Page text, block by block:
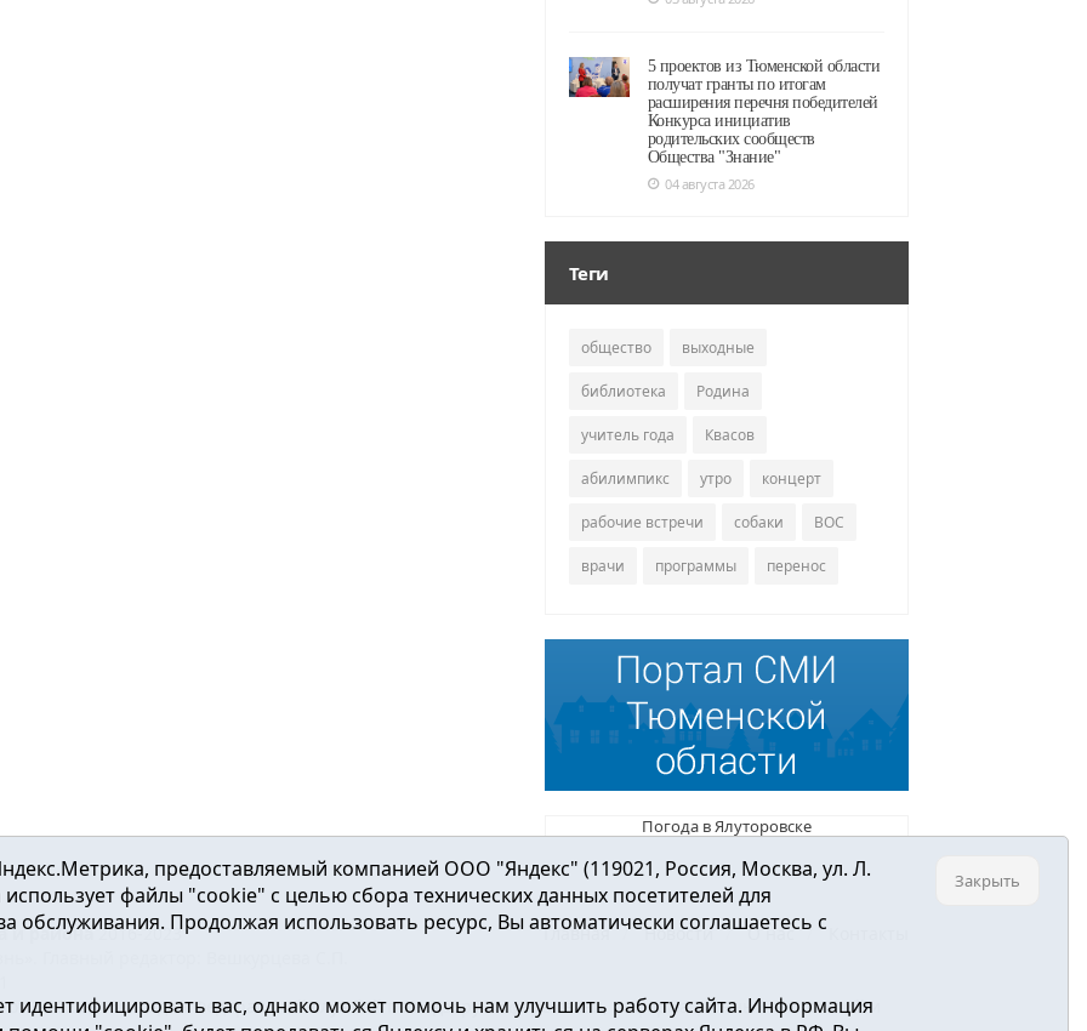
5 проектов из Тюменской области
получат гранты по итогам
расширения перечня победителей
Конкурса инициатив
родительских сообществ
Общества "Знание"
04 августа 2026
Теги
общество выходные
библиотека Родина
учитель года Квасов
абилимпикс утро концерт
рабочие встречи собаки ВОС
врачи программы перенос
Погода в Ялуторовске
Главная Новости О нас
и района2016-2023
Главный редактор: Вешкурцева С.П.
24.02.2016г. выдан Федеральной службой по надзору в сфере связи, информационных технологий и
предоставляемый компанией ООО "Яндекс" (119021, Россия, Москва, ул. Л.
файлы "cookie" с целью сбора технических данных посетителей для
обслуживания. Продолжая использовать ресурс, Вы автоматически соглашаетесь с
вас, однако может помочь нам улучшить работу сайта. Информация
Закрыть